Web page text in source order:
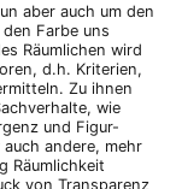
aber auch um den
den Farbe uns
Räumlichen wird
d.h. Kriterien,
Zu ihnen
wie
und Figur-
andere, mehr
Räumlichkeit
von Transparenz